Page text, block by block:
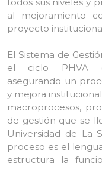
al mejoramiento
proyecto
El Sistema de
el ciclo PHVA
asegurando un
y mejora
macroprocesos,
de gestión que se
Universidad de La
proceso es el
estructura la